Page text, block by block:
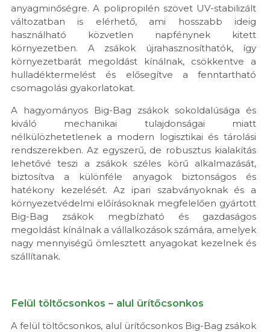
anyagminőségre. A polipropilén szövet UV-stabilizált
változatban is elérhető, ami hosszabb ideig
használható közvetlen napfénynek kitett
környezetben. A zsákok újrahasznosíthatók, így
környezetbarát megoldást kínálnak, csökkentve a
hulladéktermelést és elősegítve a fenntartható
csomagolási gyakorlatokat.
A hagyományos Big-Bag zsákok sokoldalúsága és
kiváló mechanikai tulajdonságai miatt
nélkülözhetetlenek a modern logisztikai és tárolási
rendszerekben. Az egyszerű, de robusztus kialakítás
lehetővé teszi a zsákok széles körű alkalmazását,
biztosítva a különféle anyagok biztonságos és
hatékony kezelését. Az ipari szabványoknak és a
környezetvédelmi előírásoknak megfelelően gyártott
Big-Bag zsákok megbízható és gazdaságos
megoldást kínálnak a vállalkozások számára, amelyek
nagy mennyiségű ömlesztett anyagokat kezelnek és
szállítanak.
Felül töltőcsonkos – alul ürítőcsonkos
A felül töltőcsonkos, alul ürítőcsonkos Big-Bag zsákok